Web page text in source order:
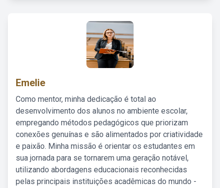
Emelie
Como mentor, minha dedicação é total ao
desenvolvimento dos alunos no ambiente escolar,
empregando métodos pedagógicos que priorizam
conexões genuínas e são alimentados por criatividade
e paixão. Minha missão é orientar os estudantes em
sua jornada para se tornarem uma geração notável,
utilizando abordagens educacionais reconhecidas
pelas principais instituições acadêmicas do mundo -